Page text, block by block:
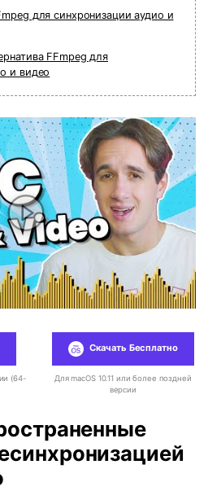
для синхронизации аудио и
FFmpeg для
и видео
(64-
Скачать Бесплатно
Для macOS 10.11 или более поздней
версии